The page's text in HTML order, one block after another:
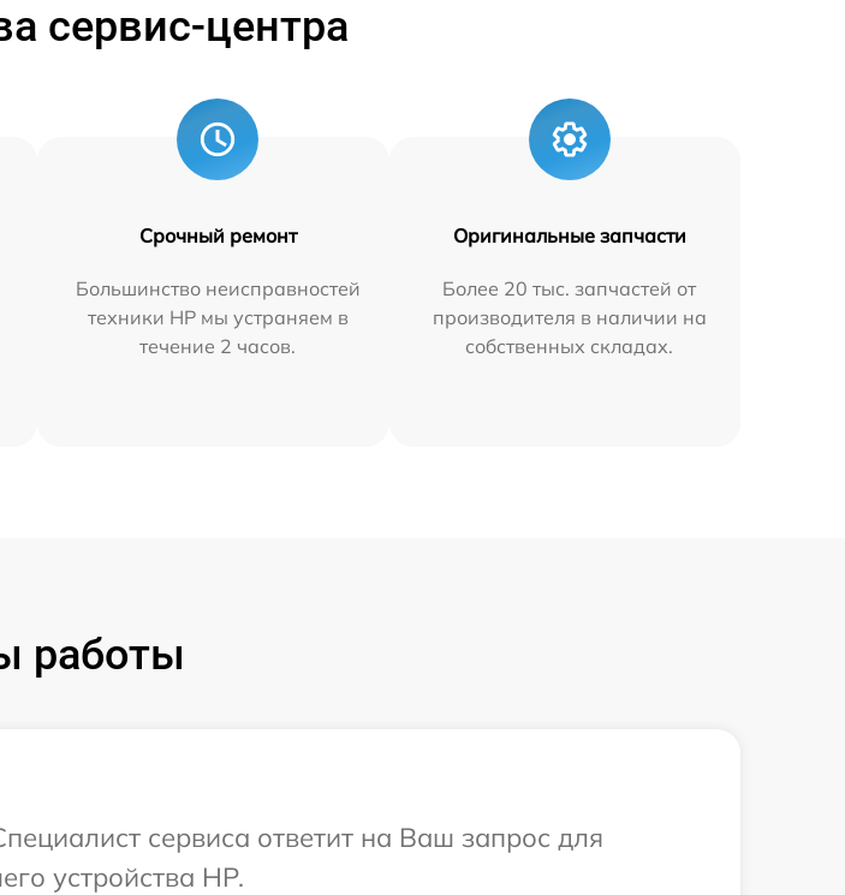
сервис-центра
Срочный ремонт
Большинство неисправностей
техники HP мы устраняем в
течение 2 часов.
Оригинальные запчасти
Более 20 тыс. запчастей от
производителя в наличии на
собственных складах.
работы
сервиса ответит на Ваш запрос для
устройства HP.